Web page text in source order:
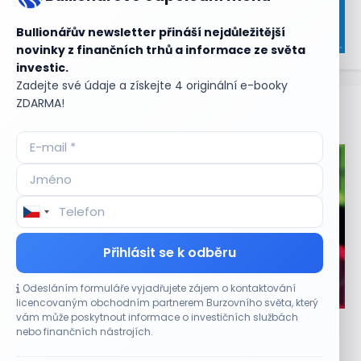
Bullionářův newsletter přináší nejdůležitější
novinky z finančních trhů a informace ze světa
investic.
Zadejte své údaje a získejte 4 originální e-booky
ZDARMA!
Přihlásit se k odběru
Odesláním formuláře vyjadřujete zájem o kontaktování
licencovaným obchodním partnerem Burzovního světa, který
vám může poskytnout informace o investičních službách
nebo finančních nástrojích.
Aktuální
CO HÝBE TRHEM
Asijské technologie oslabily, SK Hynix se propadl